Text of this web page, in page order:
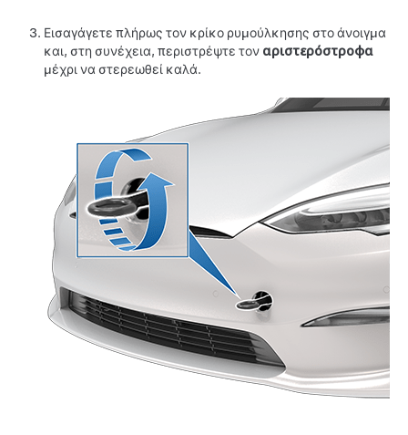
Εισαγάγετε πλήρως τον κρίκο ρυμούλκησης στο άνοιγμα
και, στη συνέχεια, περιστρέψτε τον αριστερόστροφα
μέχρι να στερεωθεί καλά.